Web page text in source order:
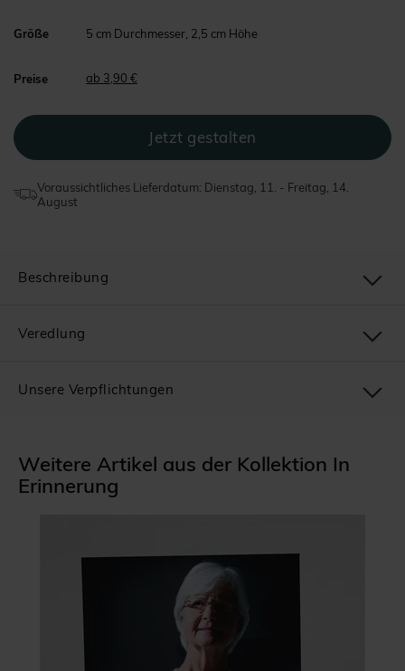
Größe 5 cm Durchmesser, 2,5 cm Höhe
Preise ab 3,90 €
Voraussichtliches Lieferdatum: Dienstag, 11. - Freitag, 14.
August
Weitere Artikel aus der Kollektion In
Erinnerung
Beschreibung
Veredlung
Unsere Verpflichtungen